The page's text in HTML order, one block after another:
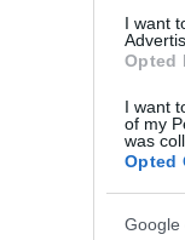
I want
Opted
I want
of my
was
Opted
Google